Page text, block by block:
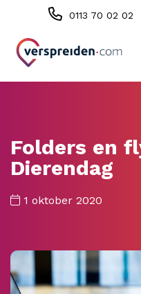
0113 70 02 02
Folders en
Dierendag
1 oktober 2020